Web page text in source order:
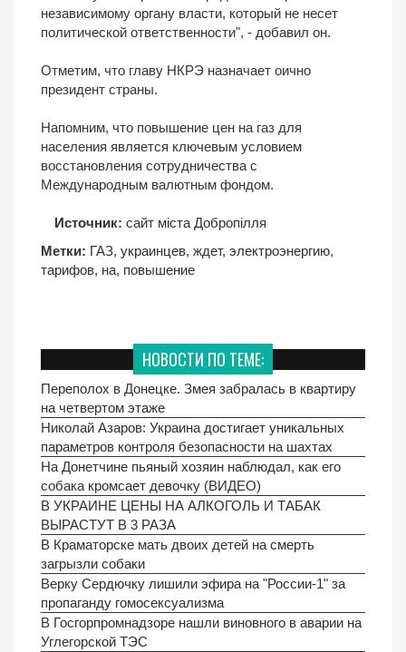
независимому органу власти, который не несет
политической ответственности", - добавил он.
Отметим, что главу НКРЭ назначает оично
президент страны.
Напомним, что повышение цен на газ для
населения является ключевым условием
восстановления сотрудничества с
Международным валютным фондом.
Источник: сайт міста Добропілля
Метки: ГАЗ, украинцев, ждет, электроэнергию,
тарифов, на, повышение
НОВОСТИ ПО ТЕМЕ:
Переполох в Донецке. Змея забралась в квартиру
на четвертом этаже
Николай Азаров: Украина достигает уникальных
параметров контроля безопасности на шахтах
На Донетчине пьяный хозяин наблюдал, как его
собака кромсает девочку (ВИДЕО)
В УКРАИНЕ ЦЕНЫ НА АЛКОГОЛЬ И ТАБАК
ВЫРАСТУТ В 3 РАЗА
В Краматорске мать двоих детей на смерть
загрызли собаки
Верку Сердючку лишили эфира на "России-1" за
пропаганду гомосексуализма
В Госгорпромнадзоре нашли виновного в аварии на
Углегорской ТЭС